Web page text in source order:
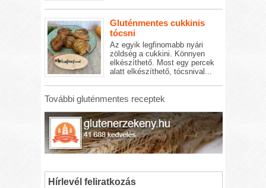
Gluténmentes cukkinis
tócsni
Az egyik legfinomabb nyári
zöldség a cukkini. Könnyen
elkészíthető. Most egy percek
alatt elkészíthető, tócsnival...
További gluténmentes receptek
Hírlevél feliratkozás